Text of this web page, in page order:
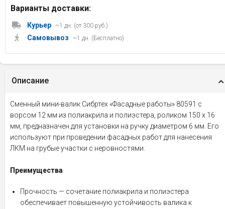
Варианты доставки:
Курьер ~1 дн. (от 300 руб.)
Самовывоз ~1 дн. (Бесплатно)
Описание
Сменный мини-валик Сибртех «Фасадные работы» 80591 с
ворсом 12 мм из полиакрила и полиэстера, роликом 150 х 16
мм, предназначен для установки на ручку диаметром 6 мм. Его
используют при проведении фасадных работ для нанесения
ЛКМ на грубые участки с неровностями.
Преимущества
Прочность — сочетание полиакрила и полиэстера
обеспечивает повышенную устойчивость валика к